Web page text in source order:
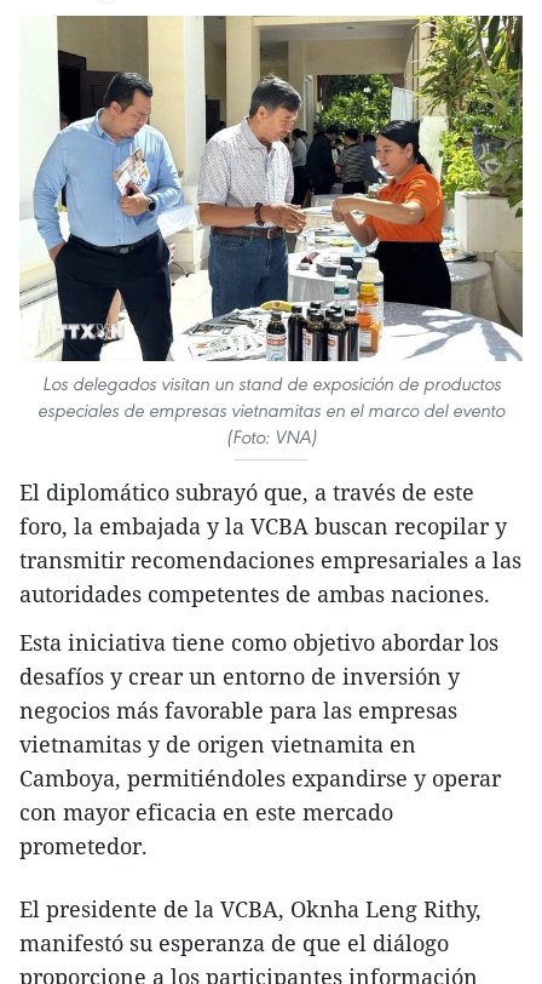
Los delegados visitan un stand de exposición de productos
especiales de empresas vietnamitas en el marco del evento
(Foto: VNA)
El diplomático subrayó que, a través de este
foro, la embajada y la VCBA buscan recopilar y
transmitir recomendaciones empresariales a las
autoridades competentes de ambas naciones.
Esta iniciativa tiene como objetivo abordar los
desafíos y crear un entorno de inversión y
negocios más favorable para las empresas
vietnamitas y de origen vietnamita en
Camboya, permitiéndoles expandirse y operar
con mayor eficacia en este mercado
prometedor.
El presidente de la VCBA, Oknha Leng Rithy,
manifestó su esperanza de que el diálogo
proporcione a los participantes información